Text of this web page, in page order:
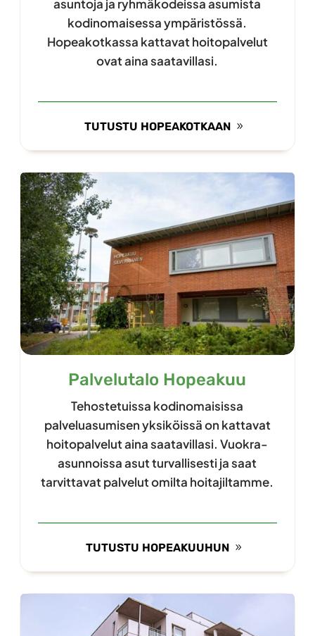
asuntoja ja ryhmäkodeissa asumista
kodinomaisessa ympäristössä.
Hopeakotkassa kattavat hoitopalvelut
ovat aina saatavillasi.
TUTUSTU HOPEAKOTKAAN
Palvelutalo Hopeakuu
Tehostetuissa kodinomaisissa
palveluasumisen yksiköissä on kattavat
hoitopalvelut aina saatavillasi. Vuokra-
asunnoissa asut turvallisesti ja saat
tarvittavat palvelut omilta hoitajiltamme.
TUTUSTU HOPEAKUUHUN